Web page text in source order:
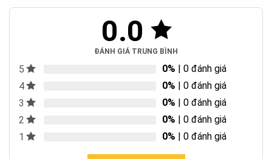
0.0
ĐÁNH GIÁ TRUNG BÌNH
5 0% | 0 đánh giá
4
0% | 0 đánh giá
3
0% | 0 đánh giá
2
0% | 0 đánh giá
1
0% | 0 đánh giá